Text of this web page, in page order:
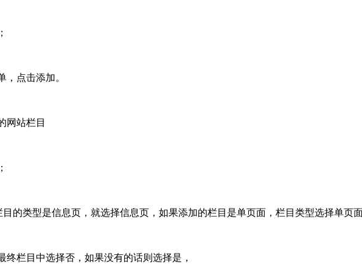
，点击添加。
网站栏目
的类型是信息页，就选择信息页，如果添加的栏目是单页面，栏目类型选择单页面
栏目中选择否，如果没有的话则选择是，